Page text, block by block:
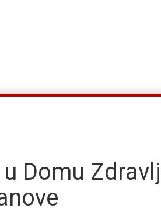
Domu